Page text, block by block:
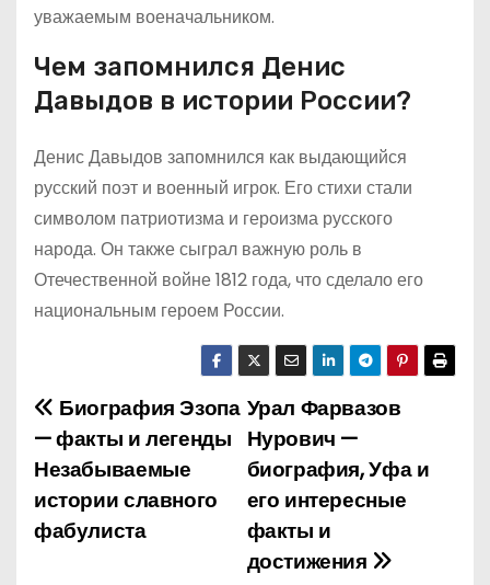
уважаемым военачальником.
Чем запомнился Денис
Давыдов в истории России?
Денис Давыдов запомнился как выдающийся
русский поэт и военный игрок. Его стихи стали
символом патриотизма и героизма русского
народа. Он также сыграл важную роль в
Отечественной войне 1812 года, что сделало его
национальным героем России.
Н
а
в
и
Урал Фарвазов
Нурович —
биография, Уфа и
его интересные
факты и
достижения
Биография Эзопа
— факты и легенды
Незабываемые
истории славного
фабулиста